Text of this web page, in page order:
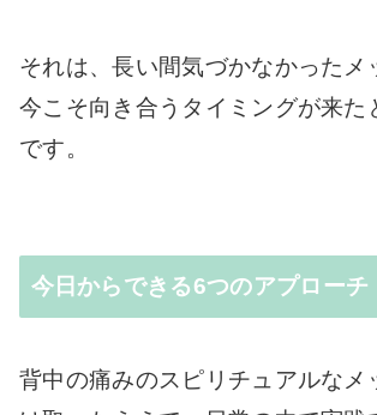
それは、長い間気づかなかったメ
今こそ向き合うタイミングが来た
です。
今日からできる6つのアプローチ
背中の痛みのスピリチュアルなメ